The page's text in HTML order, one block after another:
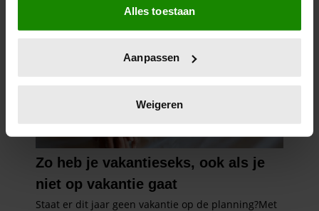
Informatie verzamelen over uw geografische
locatie, die tot een paar meter nauwkeurig kan zijn
scannen op specifieke eigenschappen (fingerprinting)
verwerkt en stel uw voorkeuren in het
intrekken in de Cookieverklaring.
We gebruiken cookies om content en advertenties te
personaliseren, om functies voor social media te bieden
en om ons websiteverkeer te analyseren. Ook delen we
Alles toestaan
Aanpassen
Weigeren